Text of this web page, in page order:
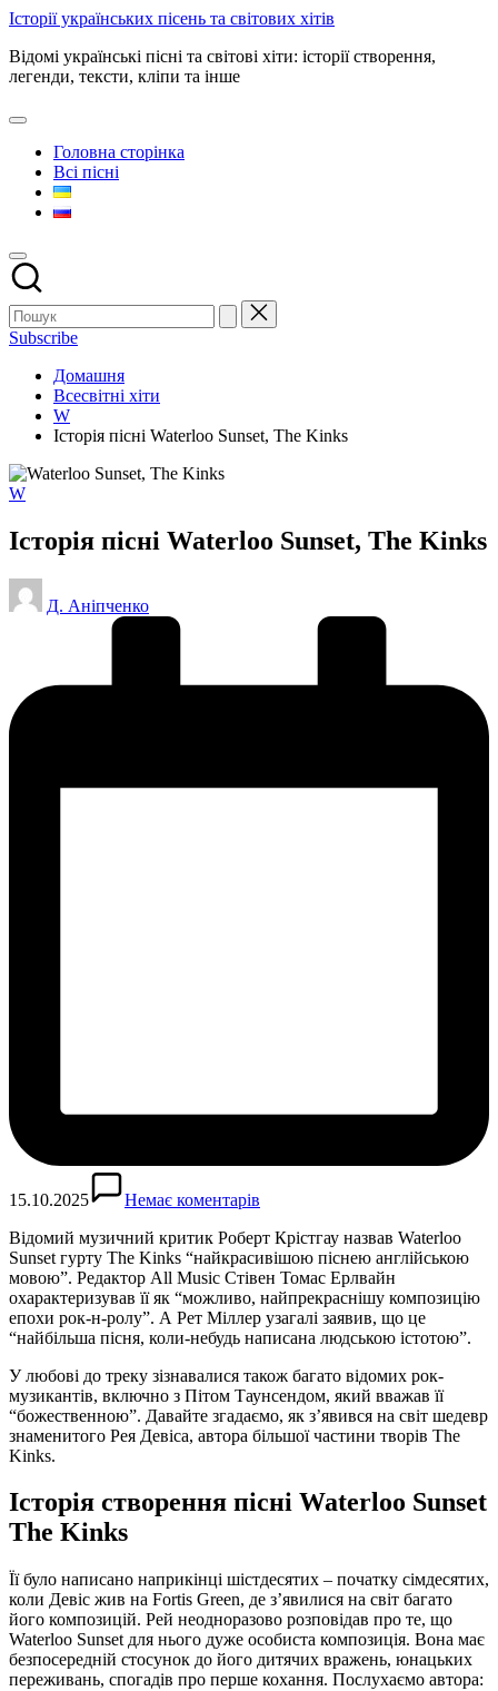
Перейти
вмісту
Історії українських пісень та світових хітів
Відомі українські пісні та світові хіти: історії створення,
легенди, тексти, кліпи та інше
Головна сторінка
Всі пісні
Subscribe
Домашня
Всесвітні хіти
W
Історія пісні Waterloo Sunset, The Kinks
Опубліковано
W
Історія пісні Waterloo Sunset, The Kinks
Опубліковано
Д. Аніпченко
15.10.2025
Немає коментарів
Відомий музичний критик Роберт Крістгау назвав Waterloo
Sunset гурту The Kinks “найкрасивішою піснею англійською
мовою”. Редактор All Music Стівен Томас Ерлвайн
охарактеризував її як “можливо, найпрекраснішу композицію
епохи рок-н-ролу”. А Рет Міллер узагалі заявив, що це
“найбільша пісня, коли-небудь написана людською істотою”.
У любові до треку зізнавалися також багато відомих рок-
музикантів, включно з Пітом Таунсендом, який вважав її
“божественною”. Давайте згадаємо, як з’явився на світ шедевр
знаменитого Рея Девіса, автора більшої частини творів The
Kinks.
Історія створення пісні Waterloo Sunset
The Kinks
Її було написано наприкінці шістдесятих – початку сімдесятих,
коли Девіс жив на Fortis Green, де з’явилися на світ багато
його композицій. Рей неодноразово розповідав про те, що
Waterloo Sunset для нього дуже особиста композиція. Вона має
безпосередній стосунок до його дитячих вражень, юнацьких
переживань, спогадів про перше кохання. Послухаємо автора: